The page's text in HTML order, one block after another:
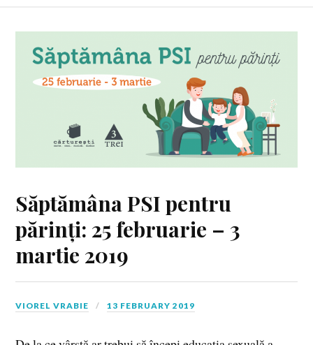
Săptămâna PSI pentru
părinți: 25 februarie – 3
martie 2019
VIOREL VRABIE 13 FEBRUARY 2019